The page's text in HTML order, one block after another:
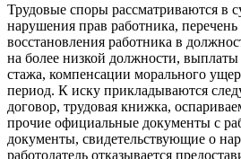
Трудовые споры рассматриваются в
нарушения прав работника,
восстановления работника в
на более низкой должности,
стажа, компенсации морального
период. К иску прикладываются
договор, трудовая книжка,
прочие официальные документы с
документы, свидетельствующие о
работодатель отказывается